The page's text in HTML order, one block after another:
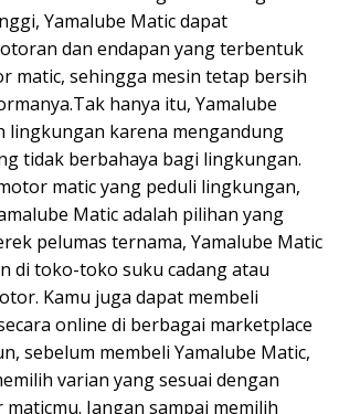
Yamalube Matic dapat
dan endapan yang terbentuk
matic, sehingga mesin tetap bersih
hanya itu, Yamalube
lingkungan karena mengandung
tidak berbahaya bagi lingkungan.
matic yang peduli lingkungan,
Matic adalah pilihan yang
pelumas ternama, Yamalube Matic
di toko-toko suku cadang atau
Kamu juga dapat membeli
online di berbagai marketplace
sebelum membeli Yamalube Matic,
varian yang sesuai dengan
Jangan sampai memilih